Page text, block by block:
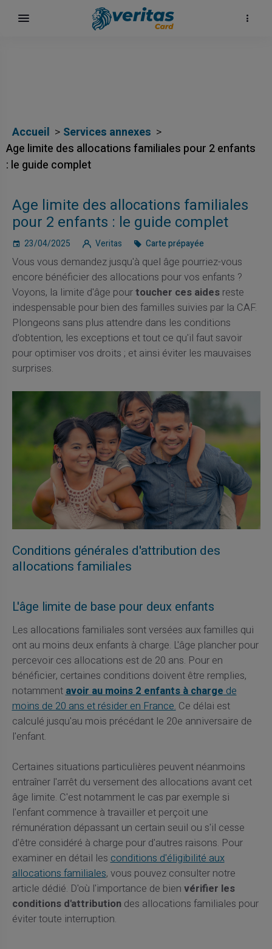
Accueil
Services annexes
Age limite des allocations familiales pour 2 enfants
: le guide complet
Age limite des allocations familiales
pour 2 enfants : le guide complet
23/04/2025 Veritas Carte prépayée
Vous vous demandez jusqu'à quel âge pourriez-vous
encore bénéficier des allocations pour vos enfants ?
Voyons, la limite d'âge pourtoucher ces aidesreste
indespensable pour bien des familles suivies par la CAF.
Plongeons sans plus attendre dans les conditions
d'obtention, les exceptions et tout ce qu'il faut savoir
pour optimiser vos droits ; et ainsi éviter les mauvaises
surprises.
Conditions générales d'attribution des
allocations familiales
L'âge limite de base pour deux enfants
Les allocations familiales sont versées aux familles qui
ont au moins deux enfants à charge. L'âge plancher pour
percevoir ces allocations est de 20 ans. Pour en
bénéficier, certaines conditions doivent être remplies,
notamment avoir au moins 2 enfants à charge de
moins de 20 ans et résider en France. Ce délai est
calculé jusqu'au mois précédant le 20e anniversaire de
l'enfant.
Certaines situations particulières peuvent néanmoins
entraîner l'arrêt du versement des allocations avant cet
âge limite. C'est notamment le cas par exemple si
l'enfant commence à travailler et perçoit une
rémunération dépassant un certain seuil ou s'il cesse
d'être considéré à charge pour d'autres raisons. Pour
examiner en détail les conditions d'éligibilité aux
allocations familiales, vous pouvez consulter notre
article dédié. D'où l'importance de bien vérifier les
conditions d'attributiondes allocations familiales pour
éviter toute interruption.